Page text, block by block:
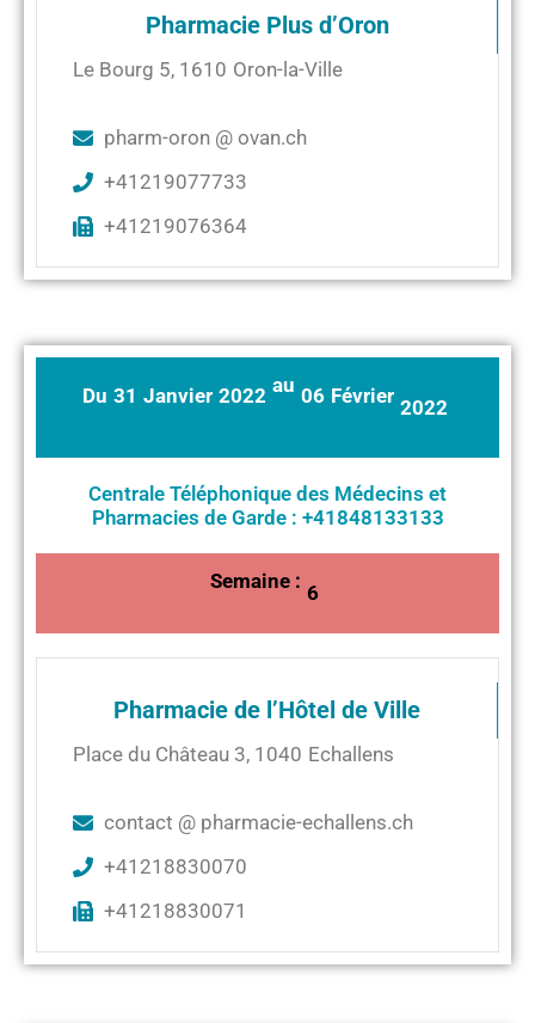
Pharmacie Plus d’Oron
Le Bourg 5, 1610 Oron-la-Ville
pharm-oron @ ovan.ch
+41219077733
+41219076364
Du 31 Janvier 2022 au 06 Février 2022
Centrale Téléphonique des Médecins et
Pharmacies de Garde : +41848133133
Semaine : 6
Pharmacie de l’Hôtel de Ville
Place du Château 3, 1040 Echallens
contact @ pharmacie-echallens.ch
+41218830070
+41218830071